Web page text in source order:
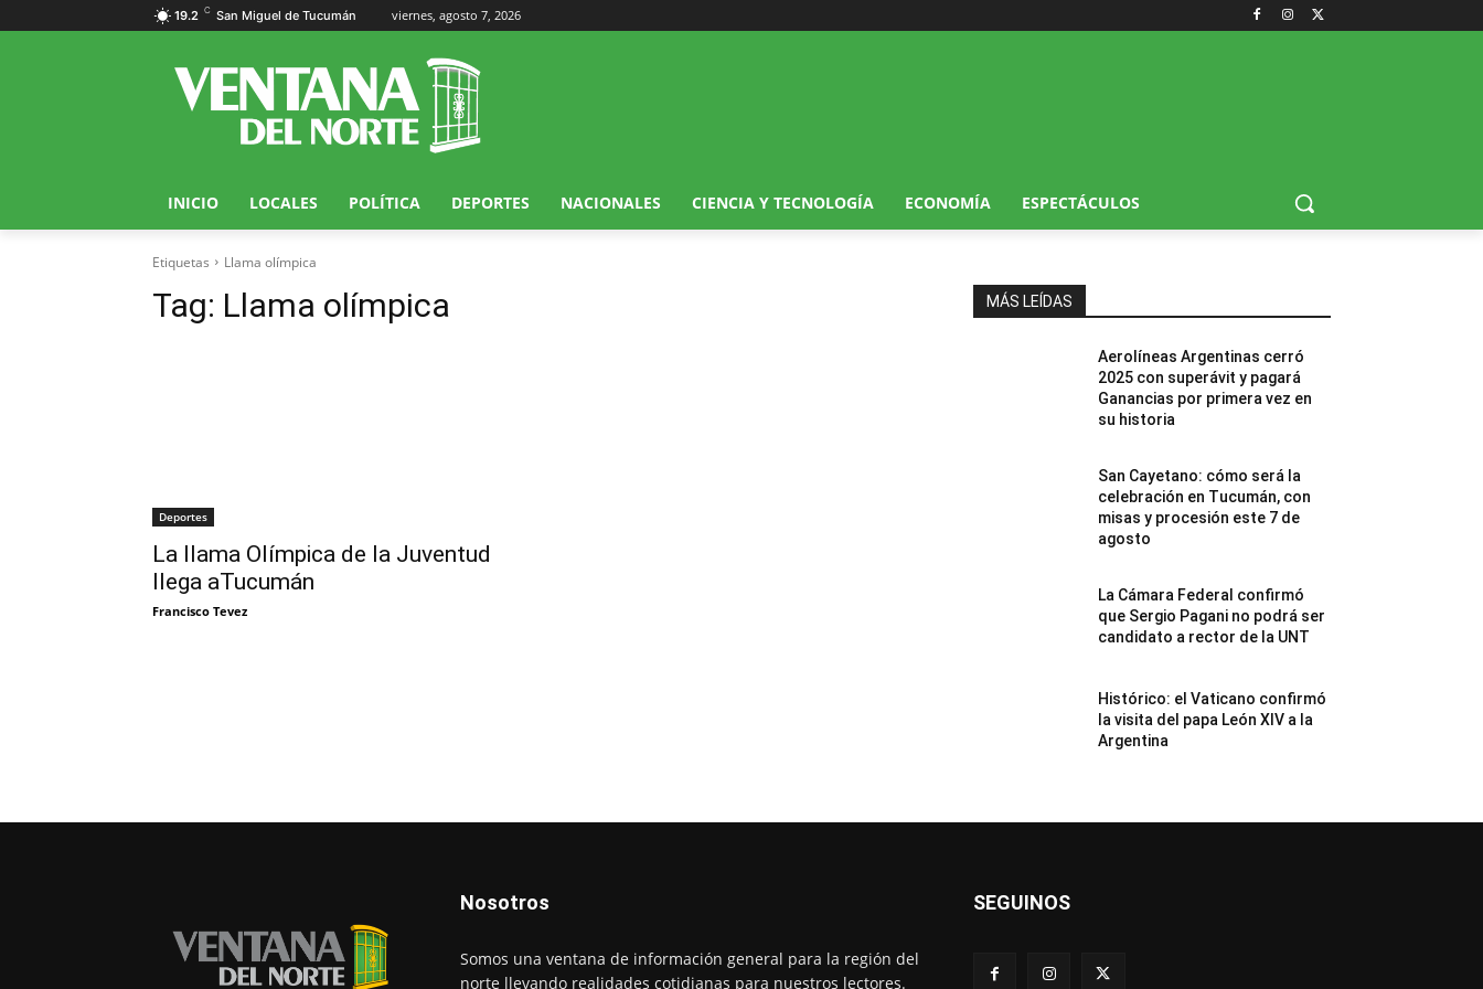
19.2 C San Miguel de Tucumán viernes, agosto 7, 2026
INICIO LOCALES POLÍTICA DEPORTES NACIONALES CIENCIA Y TECNOLOGÍA ECONOMÍA ESPECTÁCULOS
Etiquetas Llama olímpica
Tag: Llama olímpica
Deportes
La llama Olímpica de la Juventud
llega aTucumán
Francisco Tevez
MÁS LEÍDAS
Aerolíneas Argentinas cerró
2025 con superávit y pagará
Ganancias por primera vez en
su historia
San Cayetano: cómo será la
celebración en Tucumán, con
misas y procesión este 7 de
agosto
La Cámara Federal confirmó
que Sergio Pagani no podrá ser
candidato a rector de la UNT
Histórico: el Vaticano confirmó
la visita del papa León XIV a la
Argentina
Nosotros
Somos una ventana de información general para la región del
norte llevando realidades cotidianas para nuestros lectores.
SEGUINOS